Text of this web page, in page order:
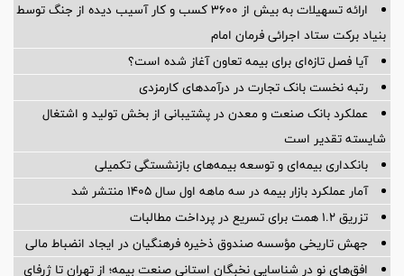
ارائه تسهیلات به بیش از ۳۶۰۰ کسب و کار آسیب دیده از جنگ توسط
بنیاد برکت ستاد اجرائی فرمان امام
آیا فصل تازه‌ای برای بیمه تعاون آغاز شده است؟
رتبه نخست بانک تجارت در درآمدهای کارمزدی
عملکرد بانک صنعت و معدن در پشتیبانی از بخش تولید و اشتغال
شایسته تقدیر است
بانکداری بیمه‌ای و توسعه بیمه‌های بازنشستگی تکمیلی
آمار عملكرد بازار بیمه در سه ماهه اول سال 1405 منتشر شد
تزریق ۱.۲ همت برای تسریع در پرداخت مطالبات
جهش تاریخی مؤسسه صندوق ذخیره فرهنگیان در ایجاد انضباط مالی
افق‌های نو در شناسایی نخبگان استانی صنعت بیمه؛ از تهران تا ژرفای